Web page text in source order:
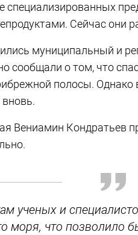
специализированных
Сейчас они
муниципальный и
сообщали о том, что
полосы. Однако
вновь.
Вениамин Кондратьев
ученых и
моря, что позволило